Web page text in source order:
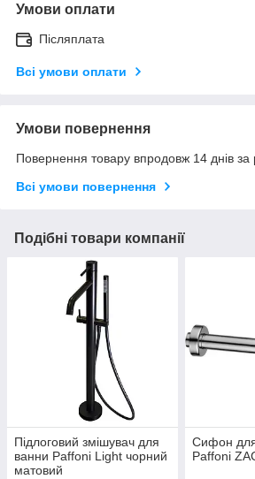
Умови оплати
Післяплата
Всі умови оплати
Умови повернення
Повернення товару впродовж 14 днів за
Всі умови повернення
Подібні товари компанії
Підлоговий змішувач для
ванни Paffoni Light чорний
матовий
Сифон
Paffoni